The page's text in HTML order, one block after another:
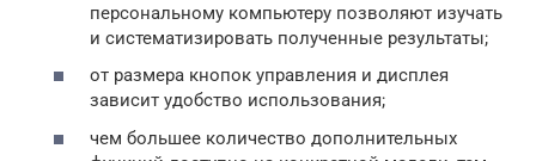
персональному компьютеру позволяют изучать
и систематизировать полученные результаты;
от размера кнопок управления и дисплея
зависит удобство использования;
чем большее количество дополнительных